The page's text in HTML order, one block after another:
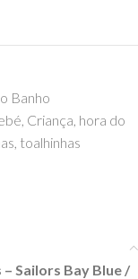
Banho
, Criança, hora do
, toalhinhas
Sailors Bay Blue /